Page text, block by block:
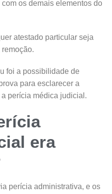
os demais elementos do
atestado particular seja
foi a possibilidade de
para esclarecer a
perícia médica judicial.
era
perícia administrativa, e os